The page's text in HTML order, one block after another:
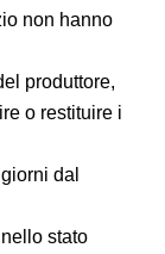
non hanno
produttore,
o restituire i
dal
stato